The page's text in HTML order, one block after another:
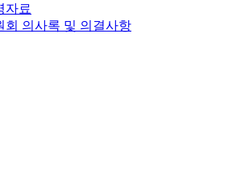
자료
회 의사록 및 의결사항